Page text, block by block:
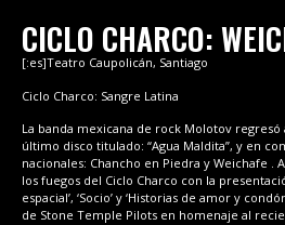
CICLO CHARCO:
[:es]Teatro Caupolicán, Santiago
Ciclo Charco: Sangre Latina
La banda mexicana de rock Molotov regresó
último disco titulado: “Agua Maldita”, y en
nacionales: Chancho en Piedra y Weichafe .
los fuegos del Ciclo Charco con la
espacial’, ‘Socio’ y ‘Historias de amor y
de Stone Temple Pilots en homenaje al